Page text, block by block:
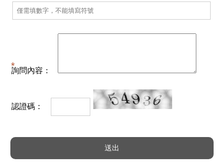
詢問內容：
認證碼：